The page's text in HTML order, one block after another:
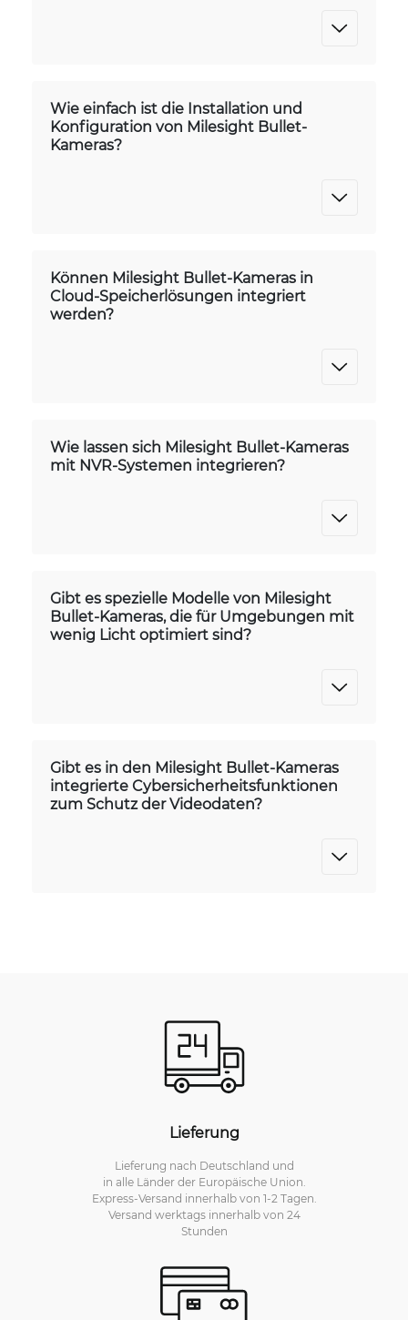
Wie einfach ist die Installation und
Konfiguration von Milesight Bullet-
Kameras?
Können Milesight Bullet-Kameras in
Cloud-Speicherlösungen integriert
werden?
Wie lassen sich Milesight Bullet-Kameras
mit NVR-Systemen integrieren?
Gibt es spezielle Modelle von Milesight
Bullet-Kameras, die für Umgebungen mit
wenig Licht optimiert sind?
Gibt es in den Milesight Bullet-Kameras
integrierte Cybersicherheitsfunktionen
zum Schutz der Videodaten?
Lieferung
Lieferung nach Deutschland und
in alle Länder der Europäische Union.
Express-Versand innerhalb von 1-2 Tagen.
Versand werktags innerhalb von 24
Stunden